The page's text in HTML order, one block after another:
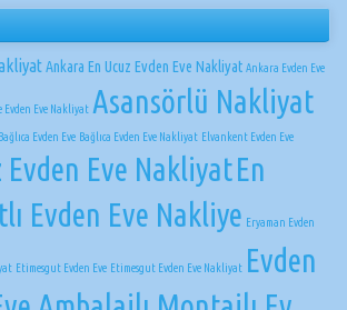
Ankara En Ucuz Evden Eve Nakliyat Ankara Evden Eve
Eve Nakliyat Asansörlü Nakliyat
Bağlıca Evden Eve Bağlıca Evden Eve Nakliyat Elvankent Evden Eve
Evden Eve NakliyatEn
Evden Eve Nakliye Eryaman Evden
Etimesgut Evden Eve Etimesgut Evden Eve Nakliyat Evden